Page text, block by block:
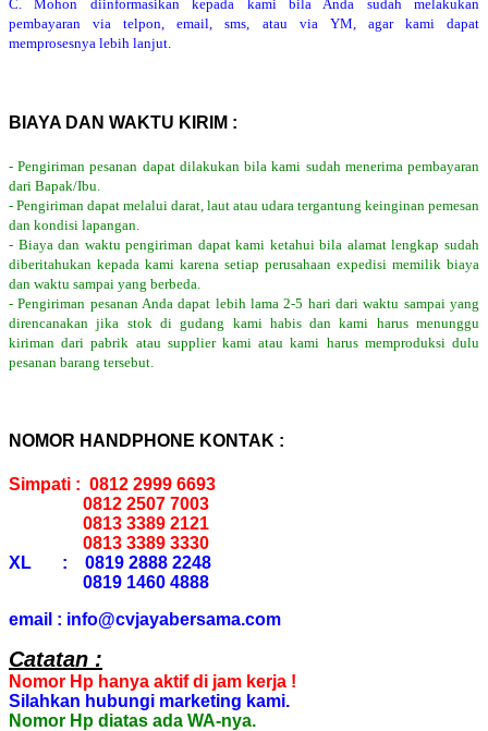
C. Mohon diinformasikan kepada kami bila Anda sudah melakukan
pembayaran via telpon, email, sms, atau via YM, agar kami dapat
memprosesnya lebih lanjut.
BIAYA DAN WAKTU KIRIM :
- Pengiriman pesanan dapat dilakukan bila kami sudah menerima pembayaran
dari Bapak/Ibu.
- Pengiriman dapat melalui darat, laut atau udara tergantung keinginan pemesan
dan kondisi lapangan.
- Biaya dan waktu pengiriman dapat kami ketahui bila alamat lengkap sudah
diberitahukan kepada kami karena setiap perusahaan expedisi memilik biaya
dan waktu sampai yang berbeda.
- Pengiriman pesanan Anda dapat lebih lama 2-5 hari dari waktu sampai yang
direncanakan jika stok di gudang kami habis dan kami harus menunggu
kiriman dari pabrik atau supplier kami atau kami harus memproduksi dulu
pesanan barang tersebut.
NOMOR HANDPHONE KONTAK :
Simpati : 0812 2999 6693
0812 2507 7003
0813 3389 2121
0813 3389 3330
XL : 0819 2888 2248
0819 1460 4888
email : info@cvjayabersama.com
Catatan :
Nomor Hp hanya aktif di jam kerja !
Silahkan hubungi marketing kami.
Nomor Hp diatas ada WA-nya.